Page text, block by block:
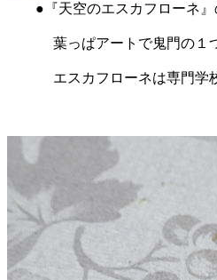
●『天空のエスカフローネ』の
葉っぱアートで鬼門の１
エスカフローネは専門学